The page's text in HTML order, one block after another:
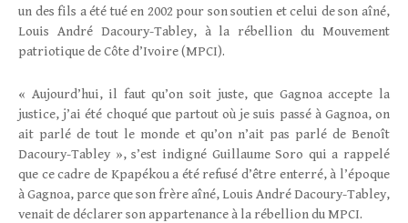
un des fils a été tué en 2002 pour son soutien et celui de son aîné,
Louis André Dacoury-Tabley, à la rébellion du Mouvement
patriotique de Côte d’Ivoire (MPCI).
« Aujourd’hui, il faut qu’on soit juste, que Gagnoa accepte la
justice, j’ai été choqué que partout où je suis passé à Gagnoa, on
ait parlé de tout le monde et qu’on n’ait pas parlé de Benoît
Dacoury-Tabley », s’est indigné Guillaume Soro qui a rappelé
que ce cadre de Kpapékou a été refusé d’être enterré, à l’époque
à Gagnoa, parce que son frère aîné, Louis André Dacoury-Tabley,
venait de déclarer son appartenance à la rébellion du MPCI.